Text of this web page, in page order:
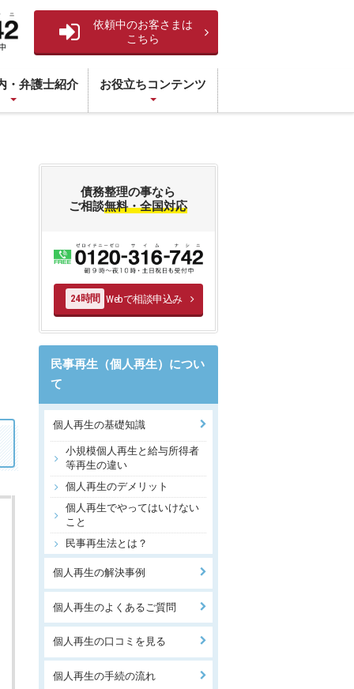
依頼中のお客さまは
こちら
・弁護士紹介 お役立ちコンテンツ
債務整理の事なら
ご相談無料・全国対応
24時間 Webで相談申込み
民事再生（個人再生）につい
て
個人再生の基礎知識
小規模個人再生と給与所得者
等再生の違い
個人再生のデメリット
個人再生でやってはいけない
こと
民事再生法とは？
個人再生の解決事例
個人再生のよくあるご質問
個人再生の口コミを見る
個人再生の手続の流れ